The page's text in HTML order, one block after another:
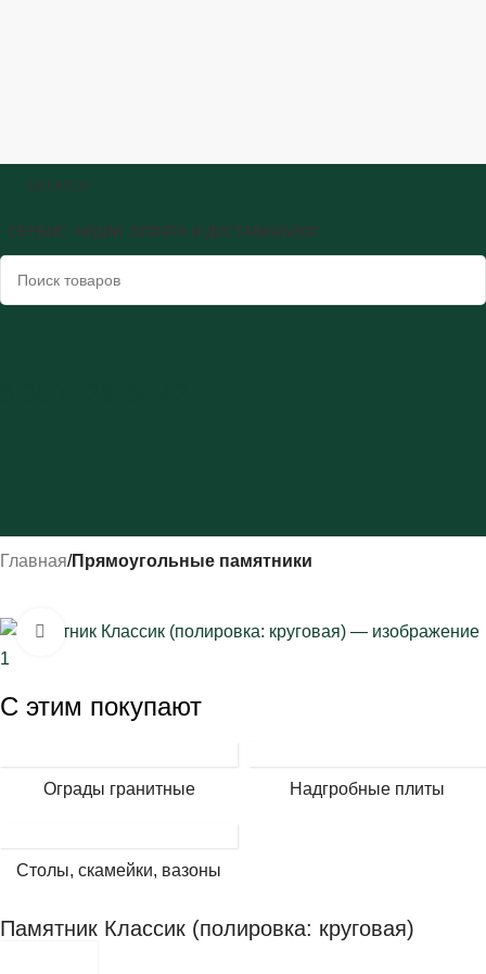
КАТАЛОГ
СЕРВИС АКЦИИ ОПЛАТА И ДОСТАВКА БЛОГ
Главная Прямоугольные памятники
Нажмите, чтобы увеличить
С этим покупают
Ограды гранитные Надгробные плиты
Столы, скамейки, вазоны
Памятник Классик (полировка: круговая)